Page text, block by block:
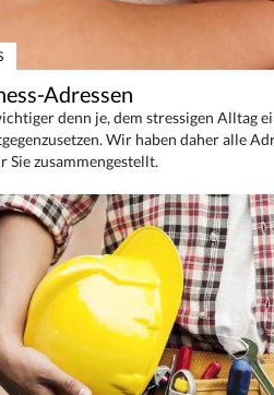
Adressen
denn je, dem stressigen Alltag
Wir haben daher alle
Sie zusammengestellt.